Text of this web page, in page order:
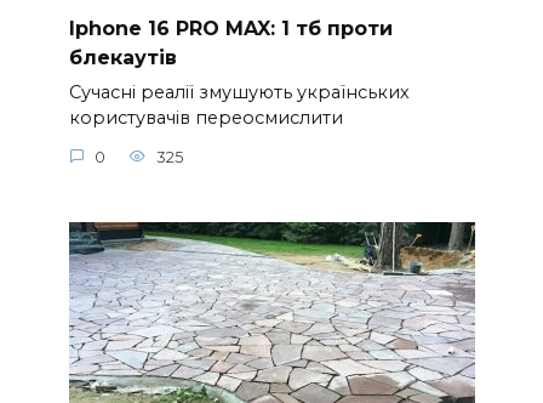
Iphone 16 PRO MAX: 1 тб проти
блекаутів
Сучасні реалії змушують українських
користувачів переосмислити
0 325